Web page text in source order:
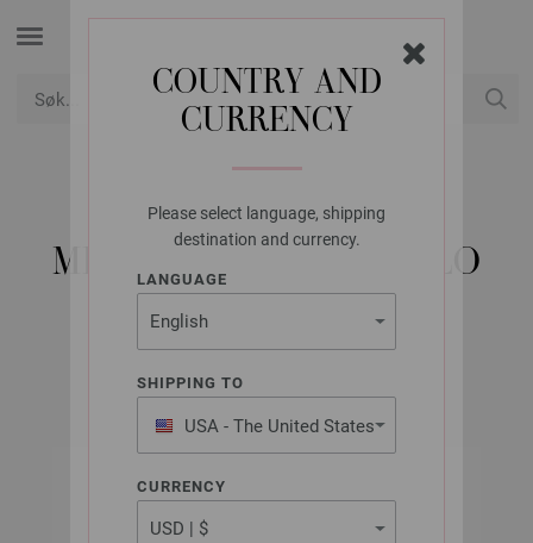
COUNTRY AND
CURRENCY
Please select language, shipping
destination and currency.
LANGUAGE
SHIPPING TO
USA - The United States
of America
CURRENCY
LANA GROSSA
MEILENWEIT 50G SOLO
COTONE STELLA